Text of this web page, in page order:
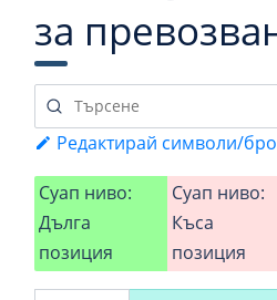
за
Редактирай символи/
Суап ниво:
Дълга
позиция
Суап ниво:
Къса
позиция